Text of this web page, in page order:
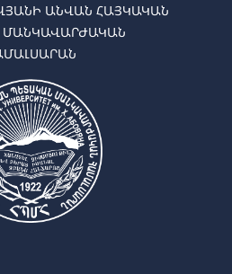
ԱՆՎԱՆ ՀԱՅԿԱԿԱՆ
ՄԱՆԿԱՎԱՐԺԱԿԱՆ